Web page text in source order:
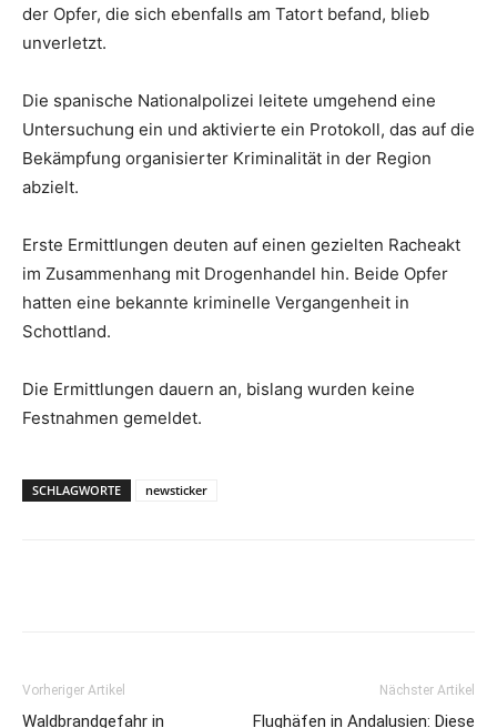
der Opfer, die sich ebenfalls am Tatort befand, blieb
unverletzt.
Die spanische Nationalpolizei leitete umgehend eine
Untersuchung ein und aktivierte ein Protokoll, das auf die
Bekämpfung organisierter Kriminalität in der Region
abzielt.
Erste Ermittlungen deuten auf einen gezielten Racheakt
im Zusammenhang mit Drogenhandel hin. Beide Opfer
hatten eine bekannte kriminelle Vergangenheit in
Schottland.
Die Ermittlungen dauern an, bislang wurden keine
Festnahmen gemeldet.
SCHLAGWORTE newsticker
Vorheriger Artikel
Waldbrandgefahr in
Nächster Artikel
Flughäfen in Andalusien: Diese